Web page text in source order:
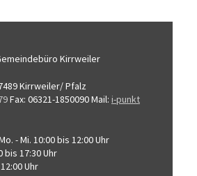
Kirrweiler
Kirrweiler/ Pfalz
Fax: 06321-1850090Mail: i-punkt
- Mi. 10:00 bis 12:00 Uhr
bis 17:30 Uhr
Uhr